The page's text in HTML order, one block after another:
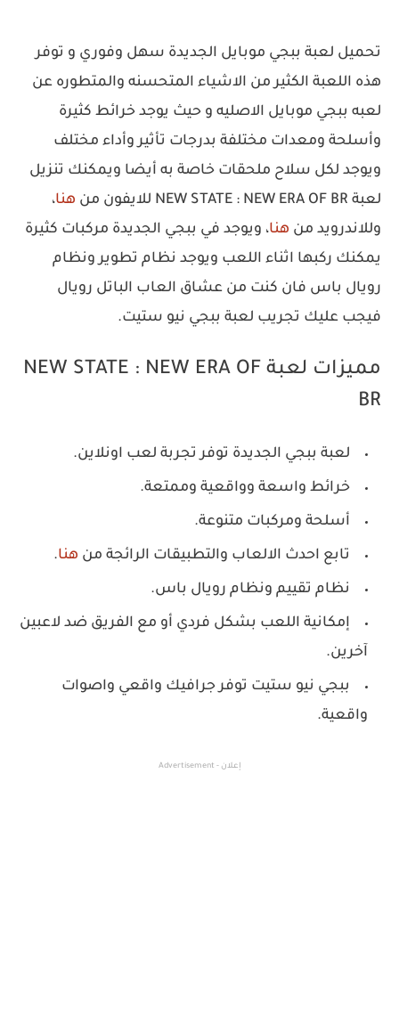
تحميل لعبة ببجي موبايل الجديدة سهل وفوري و توفر
هذه اللعبة الكثير من الاشياء المتحسنه والمتطوره عن
لعبه ببجي موبايل الاصليه و حيث يوجد خرائط كثيرة
وأسلحة ومعدات مختلفة بدرجات تأثير وأداء مختلف
ويوجد لكل سلاح ملحقات خاصة به أيضا ويمكنك تنزيل
لعبة NEW STATE : NEW ERA OF BR للايفون من
هنا،
وللاندرويد من هنا، ويوجد في ببجي الجديدة مركبات كثيرة
يمكنك ركبها اثناء اللعب ويوجد نظام تطوير ونظام
رويال باس فان كنت من عشاق العاب الباتل رويال
فيجب عليك تجريب لعبة ببجي نيو ستيت.
مميزات لعبة NEW STATE : NEW ERA OF
BR
لعبة ببجي الجديدة توفر تجربة لعب اونلاين.
خرائط واسعة وواقعية وممتعة.
أسلحة ومركبات متنوعة.
تابع احدث الالعاب والتطبيقات الرائجة من هنا.
نظام تقييم ونظام رويال باس.
إمكانية اللعب بشكل فردي أو مع الفريق ضد لاعبين
آخرين.
ببجي نيو ستيت توفر جرافيك واقعي واصوات
واقعية.
إعلان - Advertisement